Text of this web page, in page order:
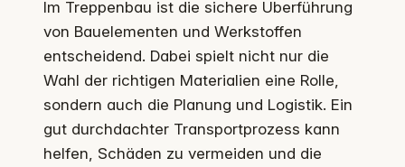
Im Treppenbau ist die sichere Überführung
von Bauelementen und Werkstoffen
entscheidend. Dabei spielt nicht nur die
Wahl der richtigen Materialien eine Rolle,
sondern auch die Planung und Logistik. Ein
gut durchdachter Transportprozess kann
helfen, Schäden zu vermeiden und die